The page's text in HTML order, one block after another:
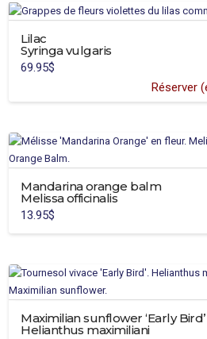
Lilac
Syringa vulgaris
69.95$
Réserver
Mandarina orange balm
Melissa officinalis
13.95$
Maximilian sunflower ‘Early Bird’
Helianthus maximiliani